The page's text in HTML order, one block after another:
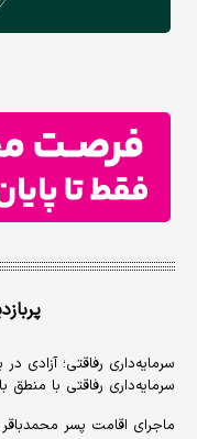
سرمایه‌داری رفاقتی؛ آزادی
سرمایه‌داری رفاقتی با منطق
ماجرای اقامت پسر